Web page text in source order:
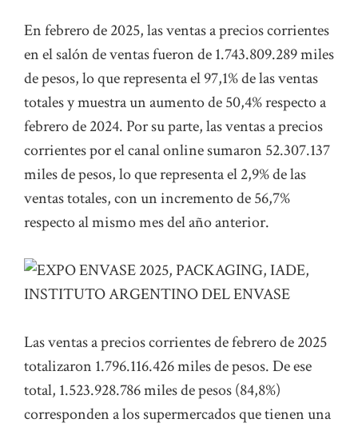
En febrero de 2025, las ventas a precios corrientes
en el salón de ventas fueron de 1.743.809.289 miles
de pesos, lo que representa el 97,1% de las ventas
totales y muestra un aumento de 50,4% respecto a
febrero de 2024. Por su parte, las ventas a precios
corrientes por el canal online sumaron 52.307.137
miles de pesos, lo que representa el 2,9% de las
ventas totales, con un incremento de 56,7%
respecto al mismo mes del año anterior.
Las ventas a precios corrientes de febrero de 2025
totalizaron 1.796.116.426 miles de pesos. De ese
total, 1.523.928.786 miles de pesos (84,8%)
corresponden a los supermercados que tienen una